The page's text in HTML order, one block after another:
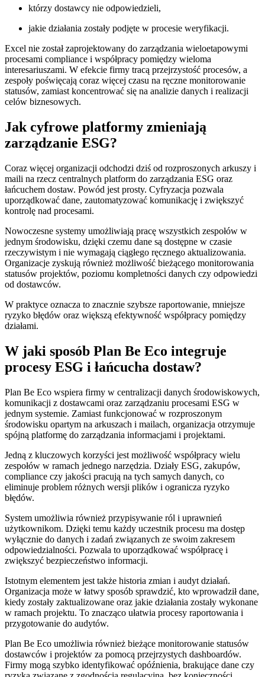
którzy dostawcy nie odpowiedzieli,
jakie działania zostały podjęte w procesie weryfikacji.
Excel nie został zaprojektowany do zarządzania wieloetapowymi
procesami compliance i współpracy pomiędzy wieloma
interesariuszami. W efekcie firmy tracą przejrzystość procesów, a
zespoły poświęcają coraz więcej czasu na ręczne monitorowanie
statusów, zamiast koncentrować się na analizie danych i realizacji
celów biznesowych.
Jak cyfrowe platformy zmieniają
zarządzanie ESG?
Coraz więcej organizacji odchodzi dziś od rozproszonych arkuszy i
maili na rzecz centralnych platform do zarządzania ESG oraz
łańcuchem dostaw. Powód jest prosty. Cyfryzacja pozwala
uporządkować dane, zautomatyzować komunikację i zwiększyć
kontrolę nad procesami.
Nowoczesne systemy umożliwiają pracę wszystkich zespołów w
jednym środowisku, dzięki czemu dane są dostępne w czasie
rzeczywistym i nie wymagają ciągłego ręcznego aktualizowania.
Organizacje zyskują również możliwość bieżącego monitorowania
statusów projektów, poziomu kompletności danych czy odpowiedzi
od dostawców.
W praktyce oznacza to znacznie szybsze raportowanie, mniejsze
ryzyko błędów oraz większą efektywność współpracy pomiędzy
działami.
W jaki sposób Plan Be Eco integruje
procesy ESG i łańcucha dostaw?
Plan Be Eco wspiera firmy w centralizacji danych środowiskowych,
komunikacji z dostawcami oraz zarządzaniu procesami ESG w
jednym systemie. Zamiast funkcjonować w rozproszonym
środowisku opartym na arkuszach i mailach, organizacja otrzymuje
spójną platformę do zarządzania informacjami i projektami.
Jedną z kluczowych korzyści jest możliwość współpracy wielu
zespołów w ramach jednego narzędzia. Działy ESG, zakupów,
compliance czy jakości pracują na tych samych danych, co
eliminuje problem różnych wersji plików i ogranicza ryzyko
błędów.
System umożliwia również przypisywanie ról i uprawnień
użytkownikom. Dzięki temu każdy uczestnik procesu ma dostęp
wyłącznie do danych i zadań związanych ze swoim zakresem
odpowiedzialności. Pozwala to uporządkować współpracę i
zwiększyć bezpieczeństwo informacji.
Istotnym elementem jest także historia zmian i audyt działań.
Organizacja może w łatwy sposób sprawdzić, kto wprowadził dane,
kiedy zostały zaktualizowane oraz jakie działania zostały wykonane
w ramach projektu. To znacząco ułatwia procesy raportowania i
przygotowanie do audytów.
Plan Be Eco umożliwia również bieżące monitorowanie statusów
dostawców i projektów za pomocą przejrzystych dashboardów.
Firmy mogą szybko identyfikować opóźnienia, brakujące dane czy